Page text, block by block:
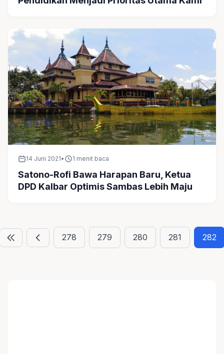
14 Juni 2021• 1 menit baca
Satono-Rofi Bawa Harapan Baru, Ketua
DPD Kalbar Optimis Sambas Lebih Maju
278 279 280 281 282